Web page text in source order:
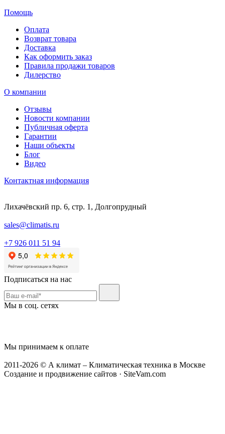
Помощь
Оплата
Возврат товара
Доставка
Как оформить заказ
Правила продажи товаров
Дилерство
О компании
Отзывы
Новости компании
Публичная оферта
Гарантии
Наши объекты
Блог
Видео
Контактная информация
Лихачёвский пр. 6, стр. 1, Долгопрудный
sales@climatis.ru
+7 926 011 51 94
Подписаться на нас
Мы в соц. сетях
Мы принимаем к оплате
2011-2026 © А климат – Климатическая техника в Москве
Создание и продвижение сайтов · SiteVam.com